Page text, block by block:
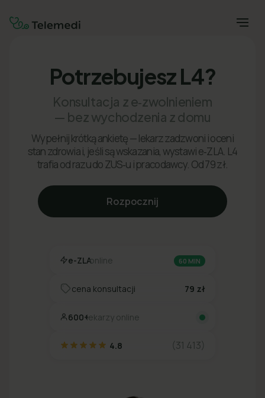
Potrzebujesz L4?
Konsultacja z e‑zwolnieniem
— bez wychodzenia z domu
Wypełnij krótką ankietę — lekarz zadzwoni i oceni
stan zdrowia i, jeśli są wskazania, wystawi e‑ZLA. L4
trafia od razu do ZUS‑u i pracodawcy. Od 79 zł.
Rozpocznij
e-ZLAonline 60 MIN
cena konsultacji 79 zł
600+lekarzy online
4.8 (31 413)